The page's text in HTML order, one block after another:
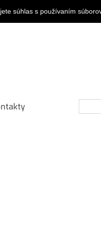
súhlas s používaním